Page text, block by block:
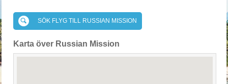
SÖK FLYG TILL RUSSIAN MISSION
Karta över Russian Mission